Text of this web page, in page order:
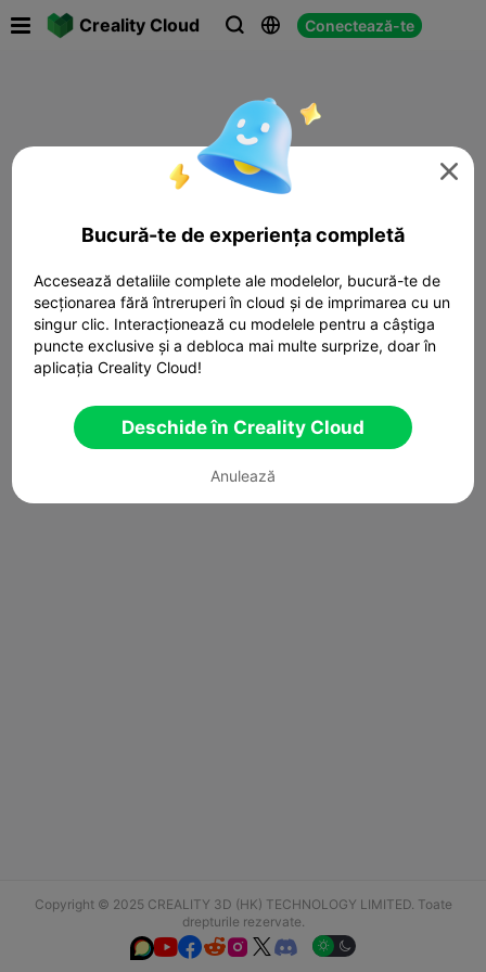
Creality Cloud   Conectează-te
Copyright © 2025 CREALITY 3D (HK) TECHNOLOGY LIMITED. Toate
drepturile rezervate.
  

Bucură-te de experiența completă
Accesează detaliile complete ale modelelor, bucură-te de
secționarea fără întreruperi în cloud și de imprimarea cu un
singur clic. Interacționează cu modelele pentru a câștiga
puncte exclusive și a debloca mai multe surprize, doar în
aplicația Creality Cloud!
Deschide în Creality Cloud
Anulează